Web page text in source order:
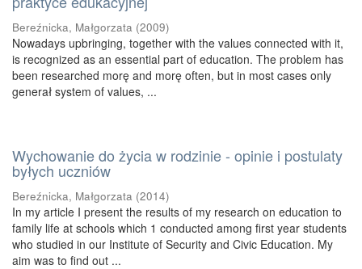
Bereźnicka, Małgorzata (2009)
Nowadays upbringing, together with the values connected with it,
is recognized as an essential part of education. The problem has
been researched morę and morę often, but in most cases only
generał system of values, ...
Wychowanie do życia w rodzinie - opinie i postulaty
byłych uczniów
Bereźnicka, Małgorzata (2014)
In my article I present the results of my research on education to
family life at schools which 1 conducted among first year students
who studied in our Institute of Security and Civic Education. My
aim was to find out ...